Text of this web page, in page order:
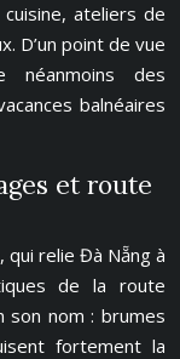
ateliers de
D’un point de vue
néanmoins des
balnéaires
et route
qui relie Đà Nẵng à
de la route
son nom : brumes
fortement la